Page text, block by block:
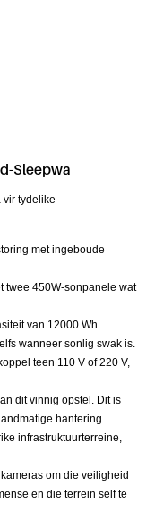
Sleepwa
vir tydelike
met ingeboude
twee 450W-sonpanele wat
van 12000 Wh.
wanneer sonlig swak is.
teen 110 V of 220 V,
dit vinnig opstel. Dit is
hantering.
infrastruktuurterreine,
om die veiligheid
en die terrein self te